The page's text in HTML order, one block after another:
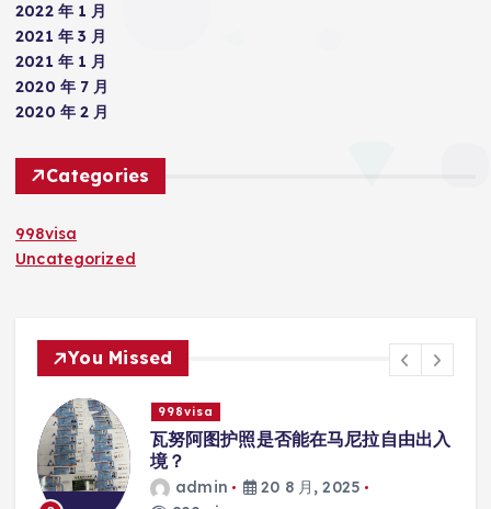
2022 年 1 月
2021 年 3 月
2021 年 1 月
2020 年 7 月
2020 年 2 月
Categories
998visa
Uncategorized
You Missed
998visa
瓦努阿图护照是否能在马尼拉使用国际
学校的注册？
admin
20 8 月, 2025